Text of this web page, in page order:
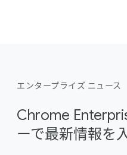
エンタープライズ ニュース
Chrome
ーで最新情報を